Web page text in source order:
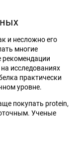
и несложно его
многие
исследованиях
практически
уровне.
покупать protein,
Ученые